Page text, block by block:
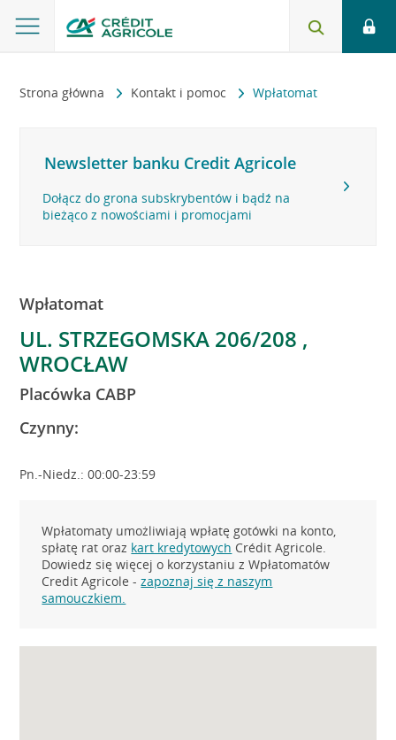
Strona główna Kontakt i pomoc Wpłatomat
Newsletter banku Credit Agricole
Dołącz do grona subskrybentów i bądź na
bieżąco z nowościami i promocjami
Wpłatomat
UL. STRZEGOMSKA 206/208 ,
WROCŁAW
Placówka CABP
Czynny:
Pn.-Niedz.: 00:00-23:59
Wpłatomaty umożliwiają wpłatę gotówki na konto,
spłatę rat oraz kart kredytowych Crédit Agricole.
Dowiedz się więcej o korzystaniu z Wpłatomatów
Credit Agricole -zapoznaj się z naszym
samouczkiem.